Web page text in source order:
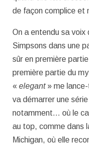
de façon complice et
On a entendu sa voix
Simpsons dans une
sûr en première
première partie du
« elegant» me lance-
va démarrer une
notamment… où le
au top, comme dans
Michigan, où elle